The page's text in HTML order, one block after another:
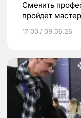
Сменить
пройдет
17:00 / 09.06.26